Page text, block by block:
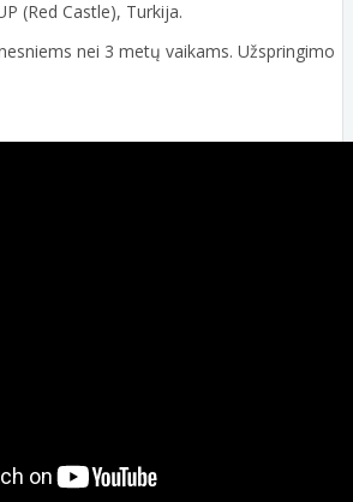
(Red Castle), Turkija.
nei 3 metų vaikams. Užspringimo